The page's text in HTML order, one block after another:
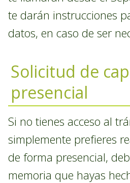
te darán instrucciones
datos, en caso de ser
Solicitud de
presencial
Si no tienes acceso al
simplemente prefieres
de forma presencial,
memoria que hayas